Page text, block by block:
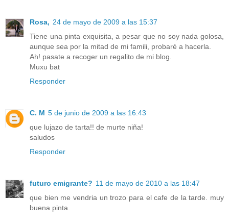
Rosa, 24 de mayo de 2009 a las 15:37
Tiene una pinta exquisita, a pesar que no soy nada golosa,
aunque sea por la mitad de mi famili, probaré a hacerla.
Ah! pasate a recoger un regalito de mi blog.
Muxu bat
Responder
C. M 5 de junio de 2009 a las 16:43
que lujazo de tarta!! de murte niña!
saludos
Responder
futuro emigrante? 11 de mayo de 2010 a las 18:47
que bien me vendria un trozo para el cafe de la tarde. muy
buena pinta.